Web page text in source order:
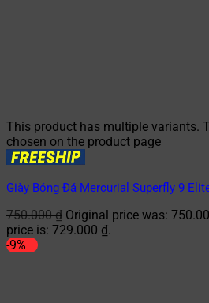
This product has multiple variants.
chosen on the product page
Giày Bóng Đá Mercurial Superfly 9
750.000₫ Original price was:
price is: 729.000 ₫.
-9%